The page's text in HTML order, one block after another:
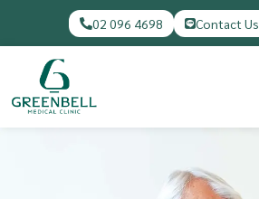
02 096 4698 Contact Us